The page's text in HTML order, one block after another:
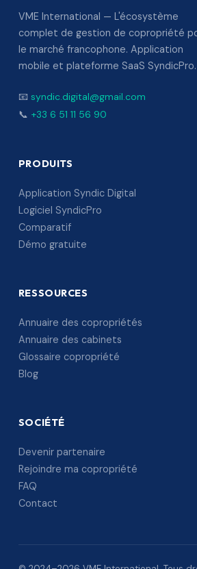
VME International — L'écosystème
complet de gestion de copropriété
le marché francophone. Application
mobile et plateforme SaaS SyndicPro.
📧 syndic.digital@gmail.com
📞 +33 6 51 11 56 90
PRODUITS
Application Syndic Digital
Logiciel SyndicPro
Comparatif
Démo gratuite
RESSOURCES
Annuaire des copropriétés
Annuaire des cabinets
Glossaire copropriété
Blog
SOCIÉTÉ
Devenir partenaire
Rejoindre ma copropriété
FAQ
Contact